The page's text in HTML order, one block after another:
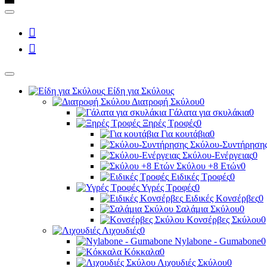
Είδη για Σκύλους
Διατροφή Σκύλου0
Γάλατα για σκυλάκια0
Ξηρές Τροφές0
Για κουτάβια0
Σκύλου-
Σκύλου-Ενέργειας0
Σκύλου +8 Ετών0
Ειδικές Τροφές0
Υγρές Τροφές0
Ειδικές Κονσέρβες0
Σαλάμια Σκύλου0
Κονσέρβες Σκύλου0
Λιχουδιές0
Nylabone - Gumabone0
Κόκκαλα0
Λιχουδιές Σκύλου0